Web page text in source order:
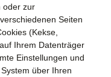
oder zur
Seiten
(Kekse,
Ihrem Datenträger
Einstellungen und
über Ihren